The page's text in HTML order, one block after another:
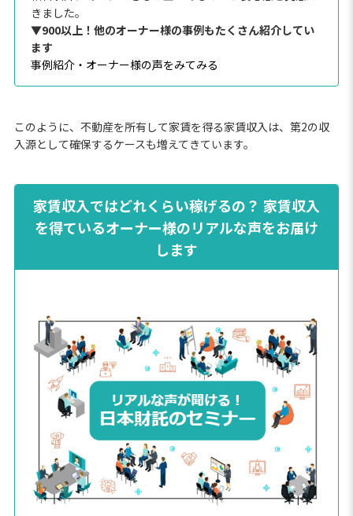
きました。
▼900以上！他のオーナー様の事例もたくさん紹介してい
ます
事例紹介・オーナー様の声をみてみる
このように、不動産を所有して家賃を得る家賃収入は、第2の収
入源として確保するケースも増えてきています。
家賃収入ではどれくらい稼げるの？ 家賃収入
を得ているオーナー様のリアルな声をお届け
します